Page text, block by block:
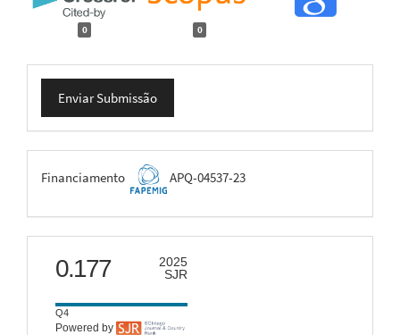
0 0
Enviar
Submissão
Enviar Submissão
FAPEMIG
Financiamento APQ-04537-23
scimago
0.177
2025
SJR
Q4
Powered by